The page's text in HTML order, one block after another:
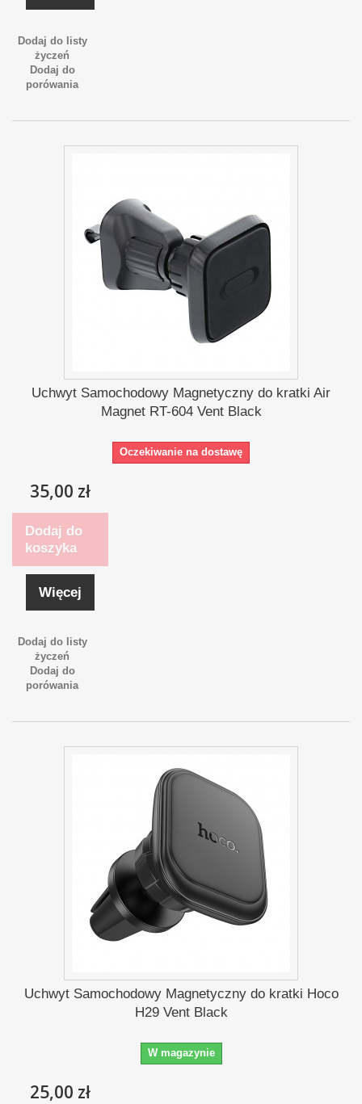
Dodaj do listy
życzeń
Dodaj do
porówania
Uchwyt Samochodowy Magnetyczny do kratki Air
Magnet RT-604 Vent Black
Oczekiwanie na dostawę
35,00 zł
Dodaj do
koszyka
Więcej
Dodaj do listy
życzeń
Dodaj do
porówania
Uchwyt Samochodowy Magnetyczny do kratki Hoco
H29 Vent Black
W magazynie
25,00 zł